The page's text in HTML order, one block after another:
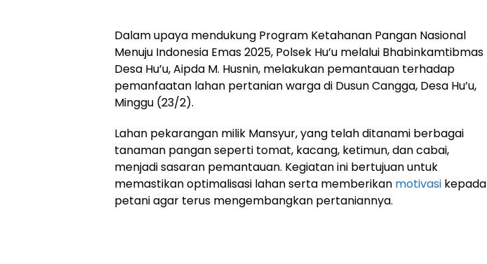
Dalam upaya mendukung Program Ketahanan Pangan Nasional
Menuju Indonesia Emas 2025, Polsek Hu’u melalui Bhabinkamtibmas
Desa Hu’u, Aipda M. Husnin, melakukan pemantauan terhadap
pemanfaatan lahan pertanian warga di Dusun Cangga, Desa Hu’u,
Minggu (23/2).
Lahan pekarangan milik Mansyur, yang telah ditanami berbagai
tanaman pangan seperti tomat, kacang, ketimun, dan cabai,
menjadi sasaran pemantauan. Kegiatan ini bertujuan untuk
memastikan optimalisasi lahan serta memberikan motivasi kepada
petani agar terus mengembangkan pertaniannya.